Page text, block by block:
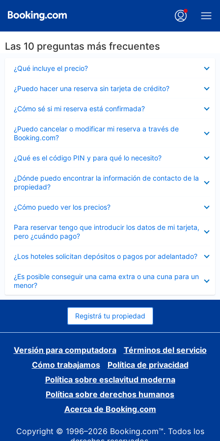
Las 10 preguntas más frecuentes
¿Qué incluye el precio?
cerrado
¿Puedo hacer una reserva sin tarjeta de crédito?
cerrado
¿Cómo sé si mi reserva está confirmada?
cerrado
¿Puedo cancelar o modificar mi reserva a través de
Booking.com?
cerrado
¿Qué es el código PIN y para qué lo necesito?
cerrado
¿Dónde puedo encontrar la información de contacto de la
propiedad?
cerrado
¿Cómo puedo ver los precios?
cerrado
Para reservar tengo que introducir los datos de mi tarjeta,
pero ¿cuándo pago?
cerrado
¿Los hoteles solicitan depósitos o pagos por adelantado?
cerrado
¿Es posible conseguir una cama extra o una cuna para un
menor?
cerrado
Registrá tu propiedad
Versión para computadora
Términos del servicio
Cómo trabajamos
Política de privacidad
Política sobre esclavitud moderna
Política sobre derechos humanos
Acerca de Booking.com
Copyright © 1996–2026 Booking.com™. Todos los